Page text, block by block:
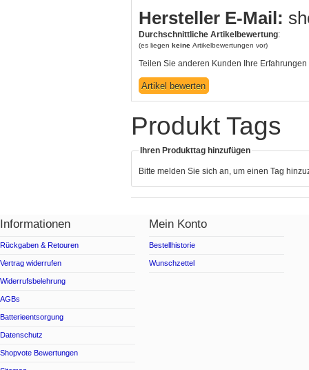
Hersteller E-Mail:
Durchschnittliche Artikelbewertung:
(es liegen keine Artikelbewertungen vor)
Teilen Sie anderen Kunden Ihre Erfahrungen
Produkt Tags
Ihren Produkttag hinzufügen
Bitte melden Sie sich an, um einen Tag
Informationen
Rückgaben & Retouren
Vertrag widerrufen
Widerrufsbelehrung
AGBs
Batterieentsorgung
Datenschutz
Shopvote Bewertungen
Mein Konto
Bestellhistorie
Wunschzettel